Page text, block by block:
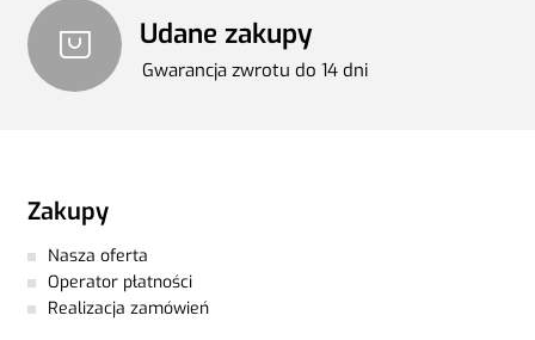
Udane zakupy
Gwarancja zwrotu do 14 dni
Zakupy
Nasza oferta
Operator płatności
Realizacja zamówień